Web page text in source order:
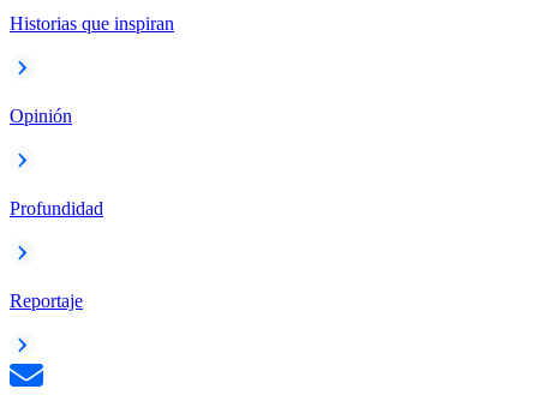
Historias que inspiran
Opinión
Profundidad
Reportaje